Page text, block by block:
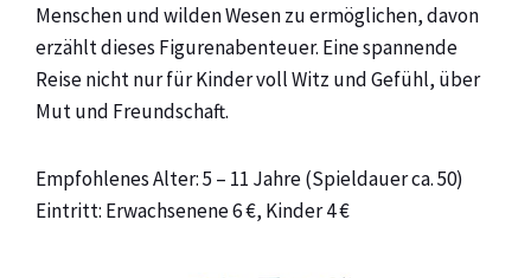
Menschen und wilden Wesen zu ermöglichen, davon
erzählt dieses Figurenabenteuer. Eine spannende
Reise nicht nur für Kinder voll Witz und Gefühl, über
Mut und Freundschaft.
Empfohlenes Alter: 5 – 11 Jahre (Spieldauer ca. 50)
Eintritt: Erwachsenene 6 €, Kinder 4 €